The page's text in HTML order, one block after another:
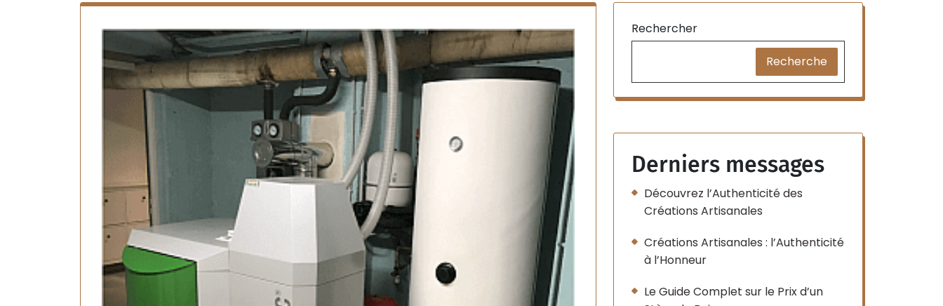
Rechercher
Recherche
Derniers messages
Découvrez l’Authenticité des
Créations Artisanales
Créations Artisanales : l’Authenticité
à l’Honneur
Le Guide Complet sur le Prix d’un